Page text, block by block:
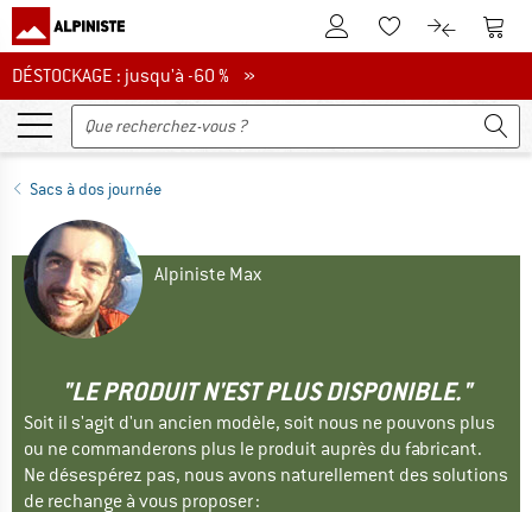
Vers le compte client
Vers la liste
Vers le
DÉSTOCKAGE : jusqu'à -60 %
DÉSTOCKAGE : jusqu'à -60 % »
Sacs à dos journée
Alpiniste Max
"LE PRODUIT N'EST PLUS DISPONIBLE."
Soit il s'agit d'un ancien modèle, soit nous ne pouvons plus
ou ne commanderons plus le produit auprès du fabricant.
Ne désespérez pas, nous avons naturellement des solutions
de rechange à vous proposer :